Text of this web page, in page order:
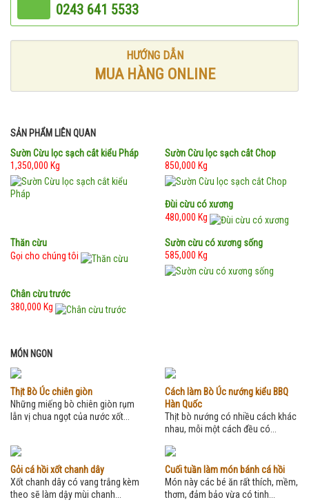
0243 641 5533
HƯỚNG DẪN
MUA HÀNG ONLINE
SẢN PHẨM LIÊN QUAN
Sườn Cừu lọc sạch cắt kiểu Pháp
1,350,000 Kg
Sườn Cừu lọc sạch cắt Chop
850,000 Kg
Đùi cừu có xương
480,000 Kg
Thăn cừu
Gọi cho chúng tôi
Sườn cừu có xương sống
585,000 Kg
Chân cừu trước
380,000 Kg
MÓN NGON
Thịt Bò Úc chiên giòn
Những miếng bò chiên giòn rụm
lẫn vị chua ngọt của nước xốt...
Cách làm Bò Úc nướng kiểu BBQ
Hàn Quốc
Thịt bò nướng có nhiều cách khác
nhau, mỗi một cách đều có...
Gỏi cá hồi xốt chanh dây
Xốt chanh dây có vang trắng kèm
theo sẽ làm dậy mùi chanh...
Cuối tuần làm món bánh cá hồi
Món này các bé ăn rất thích, mềm,
thơm, đảm bảo vừa có tinh...